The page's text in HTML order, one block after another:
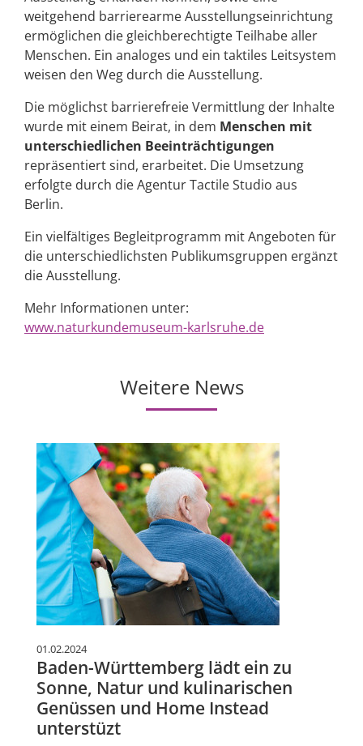
weitgehend barrierearme Ausstellungseinrichtung
ermöglichen die gleichberechtigte Teilhabe aller
Menschen. Ein analoges und ein taktiles Leitsystem
weisen den Weg durch die Ausstellung.
Die möglichst barrierefreie Vermittlung der Inhalte
wurde mit einem Beirat, in dem Menschen mit
unterschiedlichen Beeinträchtigungen
repräsentiert sind, erarbeitet. Die Umsetzung
erfolgte durch die Agentur Tactile Studio aus
Berlin.
Ein vielfältiges Begleitprogramm mit Angeboten für
die unterschiedlichsten Publikumsgruppen ergänzt
die Ausstellung.
Mehr Informationen unter:
www.naturkundemuseum-karlsruhe.de
Weitere News
01.02.2024
Baden-Württemberg lädt ein zu
Sonne, Natur und kulinarischen
Genüssen und Home Instead
unterstüzt